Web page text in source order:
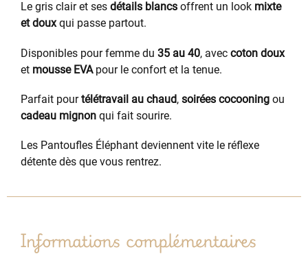
Le gris clair et ses détails blancs offrent un look mixte
et douxqui passe partout.
Disponibles pour femme du 35 au 40, avec coton doux
et mousse EVApour le confort et la tenue.
Parfait pourtélétravail au chaud, soirées cocooning ou
cadeau mignon qui fait sourire.
Les Pantoufles Éléphant deviennent vite le réflexe
détente dès que vous rentrez.
Informations complémentaires